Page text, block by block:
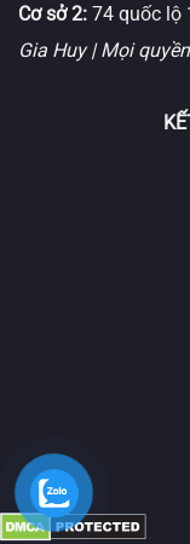
Cơ sở 2: 74 quốc lộ
Gia Huy | Mọi